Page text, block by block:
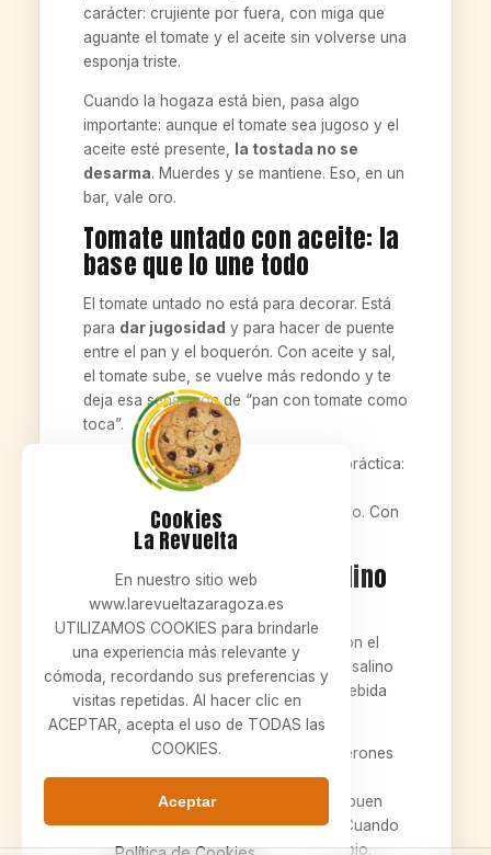
carácter: crujiente por fuera, con miga que
aguante el tomate y el aceite sin volverse una
esponja triste.
Cuando la hogaza está bien, pasa algo
importante: aunque el tomate sea jugoso y el
aceite esté presente,
la tostada no se
desarma. Muerdes y se mantiene. Eso, en un
bar, vale oro.
Tomate untado con aceite: la
base que lo une todo
El tomate untado no está para decorar. Está
para dar jugosidad y para hacer de puente
entre el pan y el boquerón. Con aceite y sal,
el tomate sube, se vuelve más redondo y te
deja esa sensación de “pan con tomate como
toca”.
Además, el tomate tiene una función práctica:
equilibra lo salino del boquerón. Es el
contrapeso. Sin tomate, sería más seco. Con
tomate, el plato respira.
Boquerones: el punto salino
que despierta el plato
Los boquerones ponen el carácter. Son el
“clic” del bocado. Ese punto marino y salino
que te activa el paladar y, sí, te pide bebida
fría al lado.
Y aquí hay algo interesante: los boquerones
no necesitan ir cargados de historias.
Necesitan estar bien colocados, con buen
equilibrio con el tomate y la hogaza. Cuando
están bien, el bocado es directo y limpio.
Cookies
La Revuelta
En nuestro sitio web
www.larevueltazaragoza.es
UTILIZAMOS COOKIES para brindarle
una experiencia más relevante y
cómoda, recordando sus preferencias y
visitas repetidas. Al hacer clic en
ACEPTAR, acepta el uso de TODAS las
COOKIES.
Aceptar